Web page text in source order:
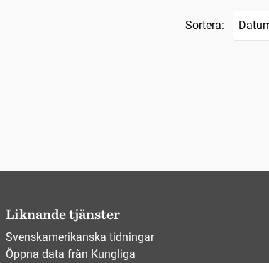
Sortera:
Liknande tjänster
Svenskamerikanska tidningar
Öppna data från Kungliga